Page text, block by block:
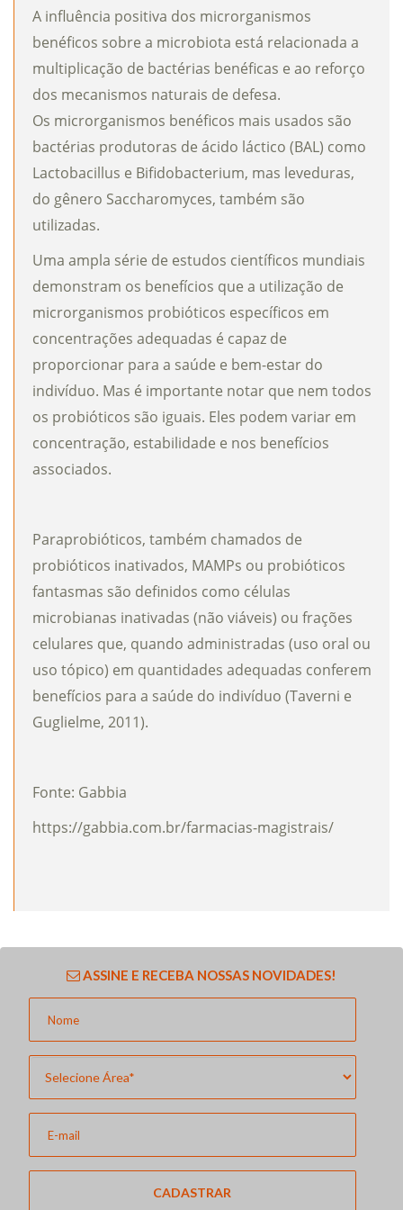
A influência positiva dos microrganismos
benéficos sobre a microbiota está relacionada a
multiplicação de bactérias benéficas e ao reforço
dos mecanismos naturais de defesa.
Os microrganismos benéficos mais usados são
bactérias produtoras de ácido láctico (BAL) como
Lactobacillus e Bifidobacterium, mas leveduras,
do gênero Saccharomyces, também são
utilizadas.
Uma ampla série de estudos científicos mundiais
demonstram os benefícios que a utilização de
microrganismos probióticos específicos em
concentrações adequadas é capaz de
proporcionar para a saúde e bem-estar do
indivíduo. Mas é importante notar que nem todos
os probióticos são iguais. Eles podem variar em
concentração, estabilidade e nos benefícios
associados.
Paraprobióticos, também chamados de
probióticos inativados, MAMPs ou probióticos
fantasmas são definidos como células
microbianas inativadas (não viáveis) ou frações
celulares que, quando administradas (uso oral ou
uso tópico) em quantidades adequadas conferem
benefícios para a saúde do indivíduo (Taverni e
Guglielme, 2011).
Fonte: Gabbia
https://gabbia.com.br/farmacias-magistrais/
ASSINE E RECEBA NOSSAS NOVIDADES!
CADASTRAR